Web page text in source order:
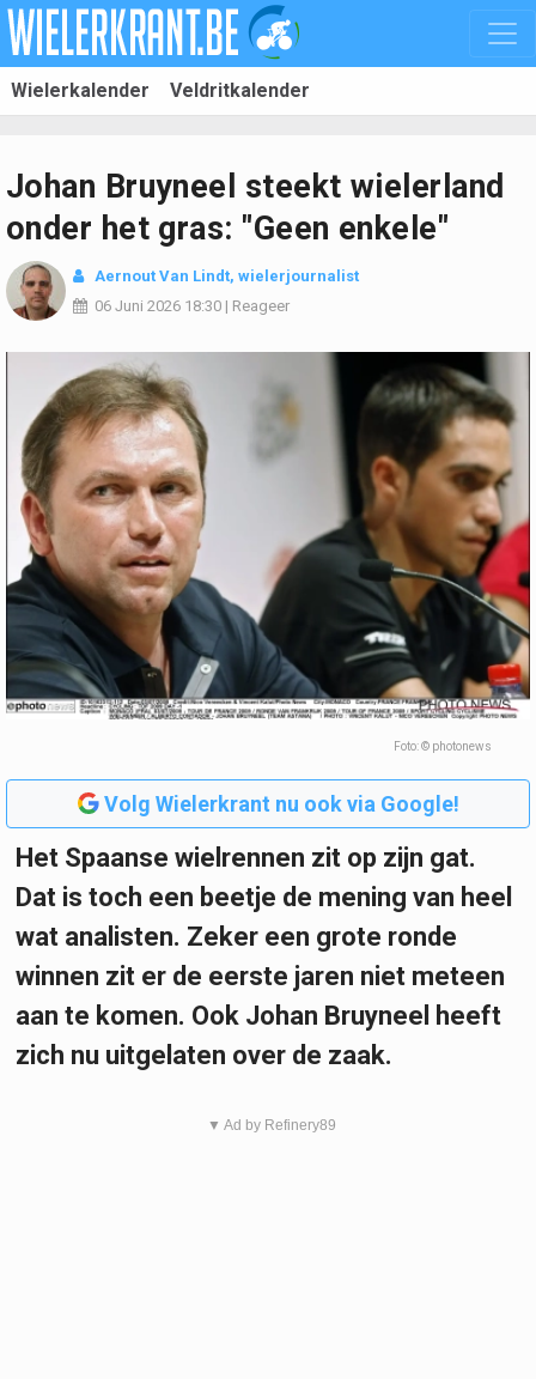
Wielerkalender Veldritkalender
Johan Bruyneel steekt wielerland
onder het gras: "Geen enkele"
Aernout Van Lindt, wielerjournalist
06 Juni 2026 18:30 | Reageer
Foto: © photonews
Volg Wielerkrant nu ook via Google!
Het Spaanse wielrennen zit op zijn gat.
Dat is toch een beetje de mening van heel
wat analisten. Zeker een grote ronde
winnen zit er de eerste jaren niet meteen
aan te komen. Ook Johan Bruyneel heeft
zich nu uitgelaten over de zaak.
▼ Ad by Refinery89